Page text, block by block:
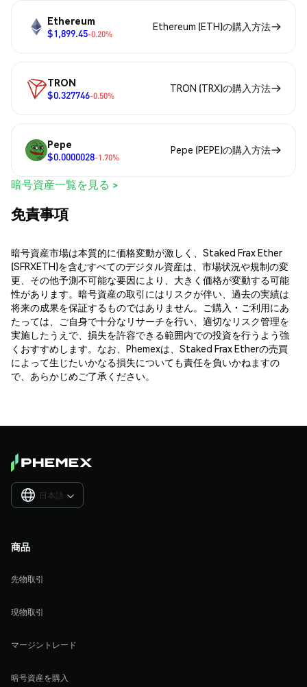
Ethereum
$1,899.45-0.20%
Ethereum (ETH)の購入方法
TRON
$0.327746-0.50%
TRON (TRX)の購入方法
Pepe
$0.0000028-1.70%
Pepe (PEPE)の購入方法
暗号資産一覧を見る >
免責事項
暗号資産市場は本質的に価格変動が激しく、Staked Frax Ether
(SFRXETH)を含むすべてのデジタル資産は、市場状況や規制の変
更、その他予測不可能な要因により、大きく価格が変動する可能
性があります。暗号資産の取引にはリスクが伴い、過去の実績は
将来の成果を保証するものではありません。ご購入・ご利用にあ
たっては、ご自身で十分なリサーチを行い、適切なリスク管理を
実施したうえで、損失を許容できる範囲内での投資を行うよう強
くおすすめします。なお、Phemexは、Staked Frax Etherの売買
によって生じたいかなる損失についても責任を負いかねますの
で、あらかじめご了承ください。
日本語 
商品
先物取引
現物取引
マージントレード
暗号資産を購入